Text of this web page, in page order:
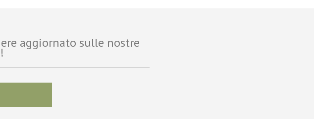
aggiornato sulle nostre